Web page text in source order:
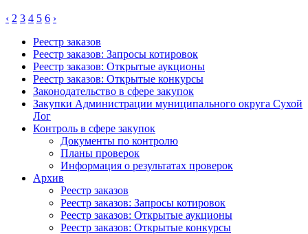
‹ 2 3 4 5 6 ›
Реестр заказов
Реестр заказов: Запросы котировок
Реестр заказов: Открытые аукционы
Реестр заказов: Открытые конкурсы
Законодательство в сфере закупок
Закупки Администрации муниципального округа Сухой
Лог
Контроль в сфере закупок
Документы по контролю
Планы проверок
Информация о результатах проверок
Архив
Реестр заказов
Реестр заказов: Запросы котировок
Реестр заказов: Открытые аукционы
Реестр заказов: Открытые конкурсы